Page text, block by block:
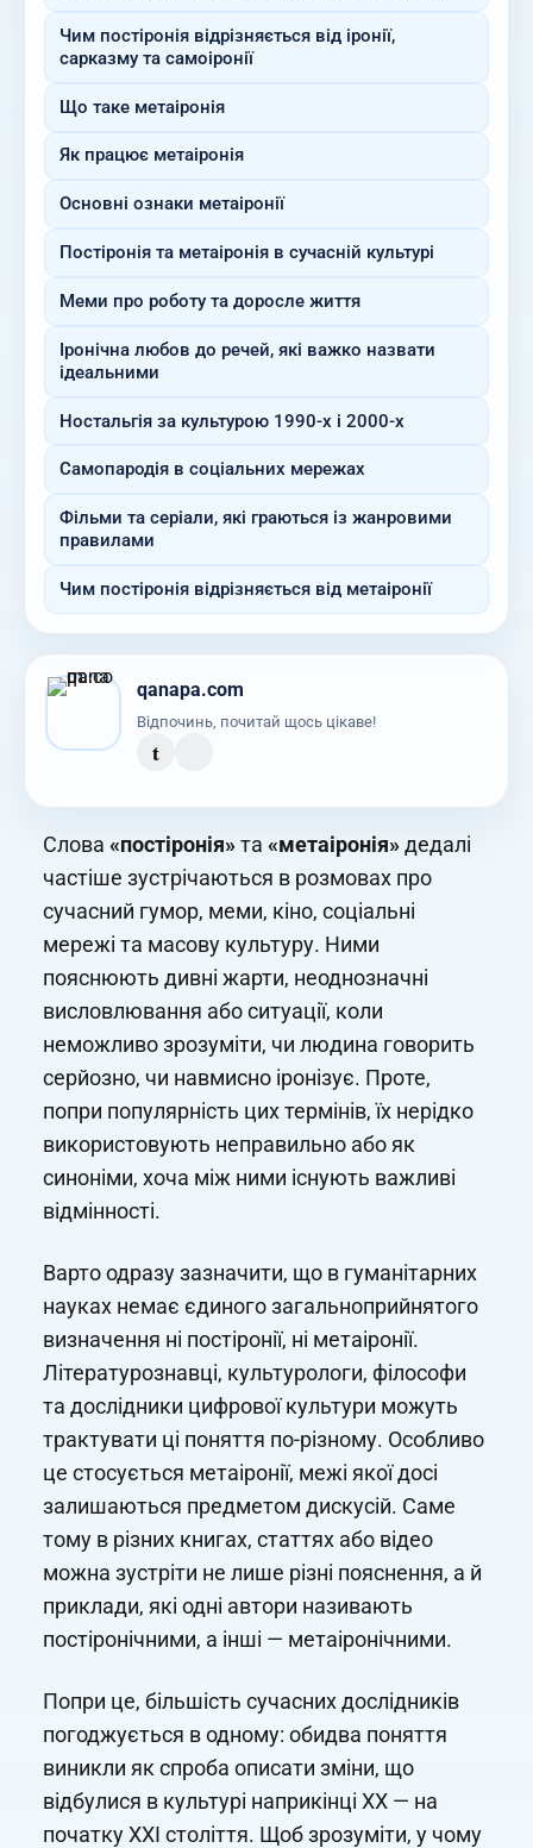
Чим постіронія відрізняється від іронії,
сарказму та самоіронії
Що таке метаіронія
Як працює метаіронія
Основні ознаки метаіронії
Постіронія та метаіронія в сучасній культурі
Меми про роботу та доросле життя
Іронічна любов до речей, які важко назвати
ідеальними
Ностальгія за культурою 1990-х і 2000-х
Самопародія в соціальних мережах
Фільми та серіали, які граються із жанровими
правилами
Чим постіронія відрізняється від метаіронії
qanapa.com
Відпочинь, почитай щось цікаве!
t
Слова «постіронія»та «метаіронія»дедалі
частіше зустрічаються в розмовах про
сучасний гумор, меми, кіно, соціальні
мережі та масову культуру. Ними
пояснюють дивні жарти, неоднозначні
висловлювання або ситуації, коли
неможливо зрозуміти, чи людина говорить
серйозно, чи навмисно іронізує. Проте,
попри популярність цих термінів, їх нерідко
використовують неправильно або як
синоніми, хоча між ними існують важливі
відмінності.
Варто одразу зазначити, що в гуманітарних
науках немає єдиного загальноприйнятого
визначення ні постіронії, ні метаіронії.
Літературознавці, культурологи, філософи
та дослідники цифрової культури можуть
трактувати ці поняття по-різному. Особливо
це стосується метаіронії, межі якої досі
залишаються предметом дискусій. Саме
тому в різних книгах, статтях або відео
можна зустріти не лише різні пояснення, а й
приклади, які одні автори називають
постіронічними, а інші — метаіронічними.
Попри це, більшість сучасних дослідників
погоджується в одному: обидва поняття
виникли як спроба описати зміни, що
відбулися в культурі наприкінці XX — на
початку XXI століття. Щоб зрозуміти, у чому